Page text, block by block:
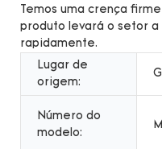
Temos uma crença
produto levará o setor a
rapidamente.
Lugar de
origem:
Número do
modelo: